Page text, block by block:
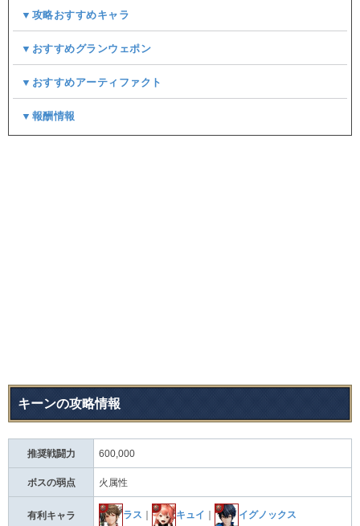
▼攻略おすすめキャラ
▼おすすめグランウェポン
▼おすすめアーティファクト
▼報酬情報
キーンの攻略情報
推奨戦闘力 600,000
ボスの弱点 火属性
有利キャラ ラス キュイ イグノックス